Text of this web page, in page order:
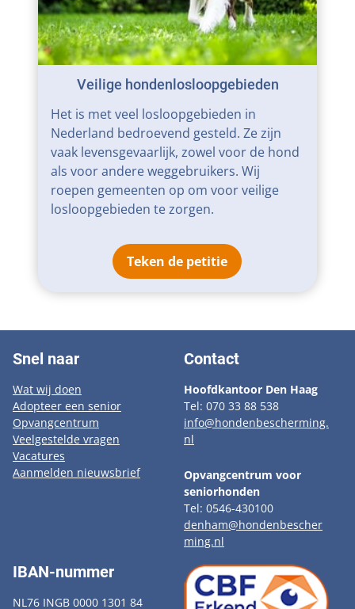
Veilige hondenlosloopgebieden
Het is met veel losloopgebieden in
Nederland bedroevend gesteld. Ze zijn
vaak levensgevaarlijk, zowel voor de hond
als voor andere weggebruikers. Wij
roepen gemeenten op om voor veilige
losloopgebieden te zorgen.
Teken de petitie
Snel naar
Wat wij doen
Adopteer een senior
Opvangcentrum
Veelgestelde vragen
Vacatures
Aanmelden nieuwsbrief
Contact
Hoofdkantoor Den Haag
Tel: 070 33 88 538
info@hondenbescherming.
nl
Opvangcentrum voor
seniorhonden
Tel: 0546-430100
denham@hondenbescher
ming.nl
IBAN-nummer
NL76 INGB 0000 1301 84